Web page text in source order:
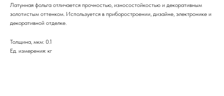
Латунная фольга отличается прочностью, износостойкостью и декоративным
золотистым оттенком. Используется в приборостроении, дизайне, электронике и
декоративной отделке.
Толщина, мкм: 0.1
Ед. измерения: кг